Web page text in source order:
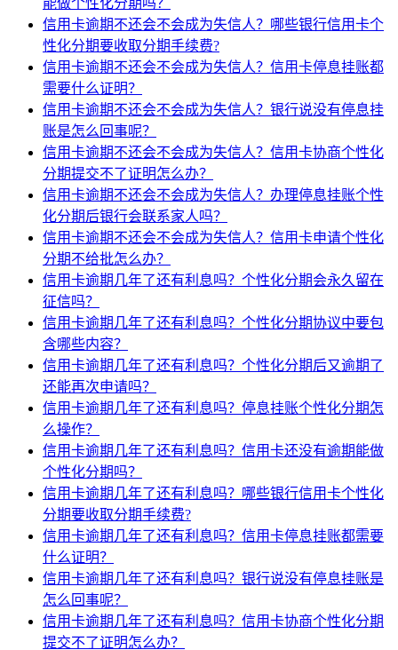
信用卡逾期不还会不会成为失信人？哪些银行信用卡个
性化分期要收取分期手续费?
信用卡逾期不还会不会成为失信人？信用卡停息挂账都
需要什么证明？
信用卡逾期不还会不会成为失信人？银行说没有停息挂
账是怎么回事呢？
信用卡逾期不还会不会成为失信人？信用卡协商个性化
分期提交不了证明怎么办？
信用卡逾期不还会不会成为失信人？办理停息挂账个性
化分期后银行会联系家人吗？
信用卡逾期不还会不会成为失信人？信用卡申请个性化
分期不给批怎么办？
信用卡逾期几年了还有利息吗？个性化分期会永久留在
征信吗？
信用卡逾期几年了还有利息吗？个性化分期协议中要包
含哪些内容？
信用卡逾期几年了还有利息吗？个性化分期后又逾期了
还能再次申请吗？
信用卡逾期几年了还有利息吗？停息挂账个性化分期怎
么操作？
信用卡逾期几年了还有利息吗？信用卡还没有逾期能做
个性化分期吗？
信用卡逾期几年了还有利息吗？哪些银行信用卡个性化
分期要收取分期手续费?
信用卡逾期几年了还有利息吗？信用卡停息挂账都需要
什么证明？
信用卡逾期几年了还有利息吗？银行说没有停息挂账是
怎么回事呢？
信用卡逾期几年了还有利息吗？信用卡协商个性化分期
提交不了证明怎么办？